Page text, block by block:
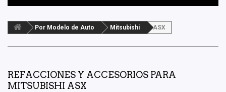
Por Modelo de Auto Mitsubishi ASX
REFACCIONES Y ACCESORIOS PARA
MITSUBISHI ASX